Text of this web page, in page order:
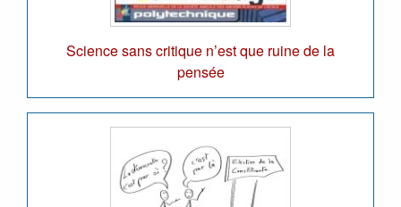
Science sans critique n’est que ruine de la
pensée